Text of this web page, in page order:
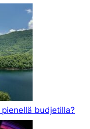
budjetilla?